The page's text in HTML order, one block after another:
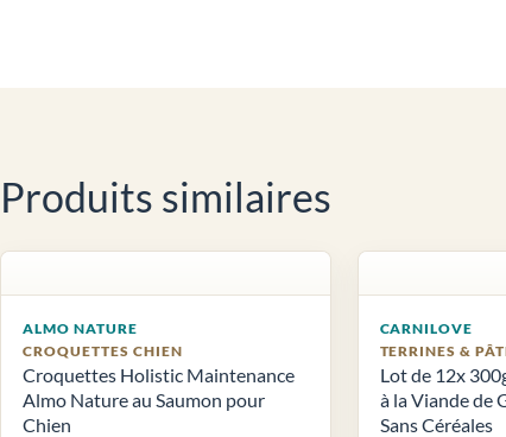
Produits similaires
ALMO NATURE
CROQUETTES CHIEN
Croquettes Holistic Maintenance
Almo Nature au Saumon pour
Chien
CARNILOVE
TERRINES &
Lot de 12x
à la Viande de
Sans Céréales